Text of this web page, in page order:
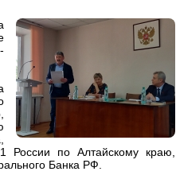
по Алтайскому краю,
Банка РФ.